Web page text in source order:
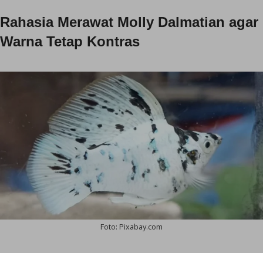
Rahasia Merawat Molly Dalmatian agar
Warna Tetap Kontras
Foto: Pixabay.com